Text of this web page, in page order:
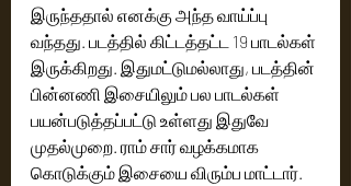
இருந்ததால் எனக்கு அந்த வாய்ப்பு
வந்தது. படத்தில் கிட்டத்தட்ட 19 பாடல்கள்
இருக்கிறது. இதுமட்டுமல்லாது, படத்தின்
பின்னணி இசையிலும் பல பாடல்கள்
பயன்படுத்தப்பட்டு உள்ளது இதுவே
முதல்முறை. ராம் சார் வழக்கமாக
கொடுக்கும் இசையை விரும்ப மாட்டார்.